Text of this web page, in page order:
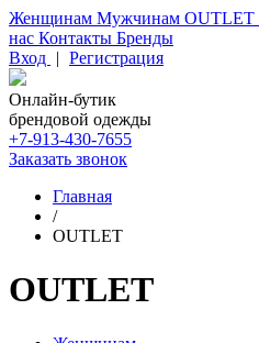
Женщинам Мужчинам OUTLET
нас Контакты Бренды
Вход | Регистрация
Онлайн-бутик
брендовой одежды
+7-913-430-7655
Заказать звонок
Главная
/
OUTLET
OUTLET